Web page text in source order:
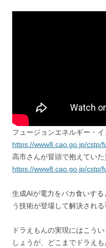
フュージョンエネルギー・イ
https://www8.cao.go.jp/cstp/
高市さんが冒頭で抱えていた
https://www8.cao.go.jp/cstp/
生成AIが電力をバカ食いす
う技術が登場して解決される
ドラえもんの実現にはこう
しょうが、どこまでドラえ